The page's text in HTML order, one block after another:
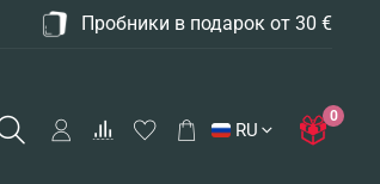
Пробники в подарок от 30 €
RU
0